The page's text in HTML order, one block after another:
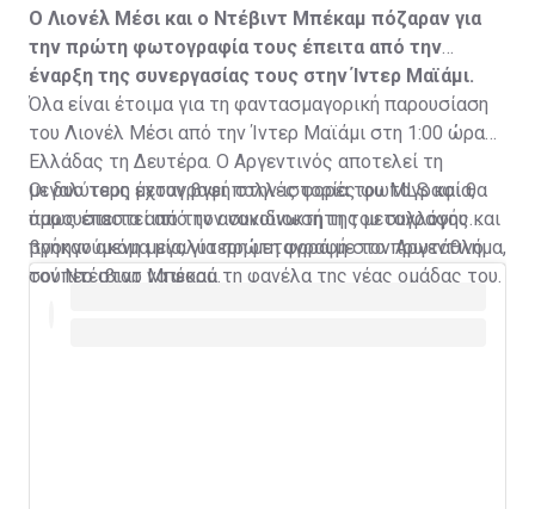
Ο Λιονέλ Μέσι και ο Ντέβιντ Μπέκαμ πόζαραν για
την πρώτη φωτογραφία τους έπειτα από την
έναρξη της συνεργασίας τους στην Ίντερ Μαϊάμι.
Όλα είναι έτοιμα για τη φαντασμαγορική παρουσίαση
του Λιονέλ Μέσι από την Ίντερ Μαϊάμι στη 1:00 ώρα
Ελλάδας τη Δευτέρα. Ο Αργεντινός αποτελεί τη
μεγαλύτερη μεταγραφή στην ιστορία του MLS και θα
παρουσιαστεί από τον συνιδιοκτήτη του συλλόγου και
προηγούμενη μεγαλύτερη μεταγραφή στο πρωτάθλημα,
τον Ντέιβιντ Μπέκαμ.
Οι δυο τους έχουν βγει πολλές φορές φωτογραφία,
όμως έπειτα από την ανακοίνωση της μεταγραφής
βγήκαν ακόμα μία, για πρώτη φορά με τον Αργεντινό
σούπερ σταρ να φορά τη φανέλα της νέας ομάδας του.